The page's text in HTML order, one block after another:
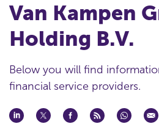
Van Kampen
Holding B.V.
Below you will find
financial service providers.